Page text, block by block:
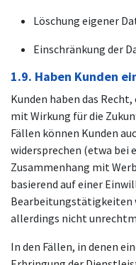
Löschung eigener
Einschränkung der
1.9. Haben Kunden
Kunden haben das
mit Wirkung für die
Fällen können Kunden
widersprechen (etwa bei
Zusammenhang mit
basierend auf einer
Bearbeitungstätigkeiten
allerdings nicht
In den Fällen, in denen